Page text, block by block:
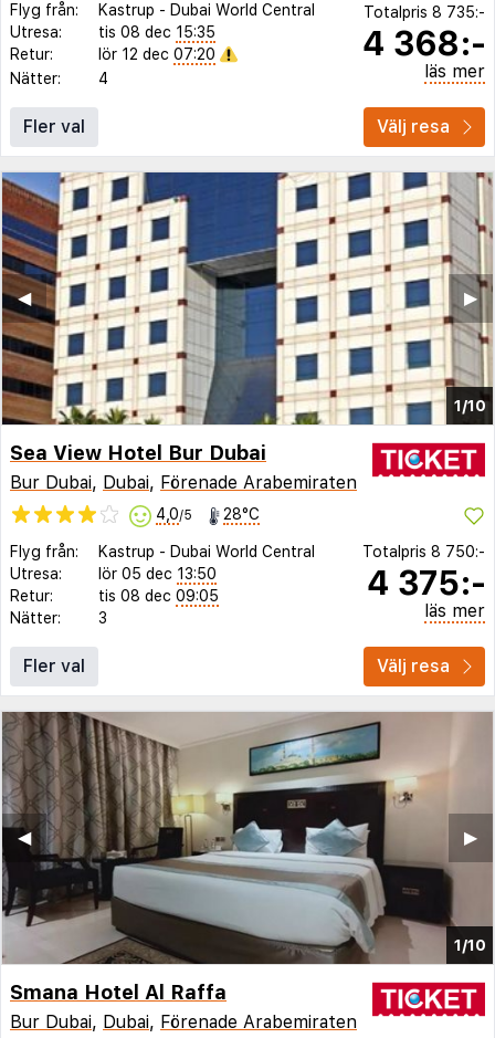
Flyg från: Kastrup - Dubai World Central
Utresa:
tis 08 dec 15:35
Retur:
lör 12 dec 07:20
Nätter:
4
Totalpris 8 735:-
4 368:-
läs mer
Fler val Välj resa
1/10
▶︎
◀︎
Sea View Hotel Bur Dubai
Bur Dubai, Dubai, Förenade Arabemiraten
4,0/5 28°C
Flyg från: Kastrup - Dubai World Central
Utresa:
lör 05 dec 13:50
Retur:
tis 08 dec 09:05
Nätter:
3
Totalpris 8 750:-
4 375:-
läs mer
Fler val Välj resa
1/10
▶︎
◀︎
Smana Hotel Al Raffa
Bur Dubai, Dubai, Förenade Arabemiraten